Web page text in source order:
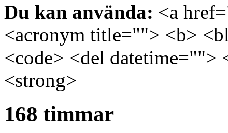
Du kan använda: <a
<acronym title=""> <b>
<code> <del
<strong>
168 timmar